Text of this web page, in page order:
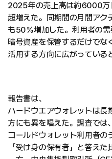
2025年の売上高は約6000万
超増えた。同期間の月間アク
も50％増加した。利用者の需
暗号資産を保管するだけでな
活用する方向に広がっている
報告書は、
ハードウエアウォレットは長
方にも異を唱えた。調査では、
コールドウォレット利用者の
「受け身の保有者」と答えた